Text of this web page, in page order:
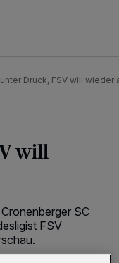
Druck, FSV will wieder
will
SC
FSV